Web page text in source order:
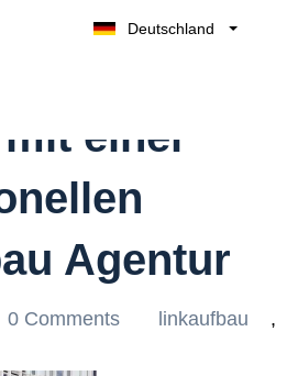
Deutschland
UK
Italia
Ihr
einer
Agentur
0 Comments linkaufbau
,